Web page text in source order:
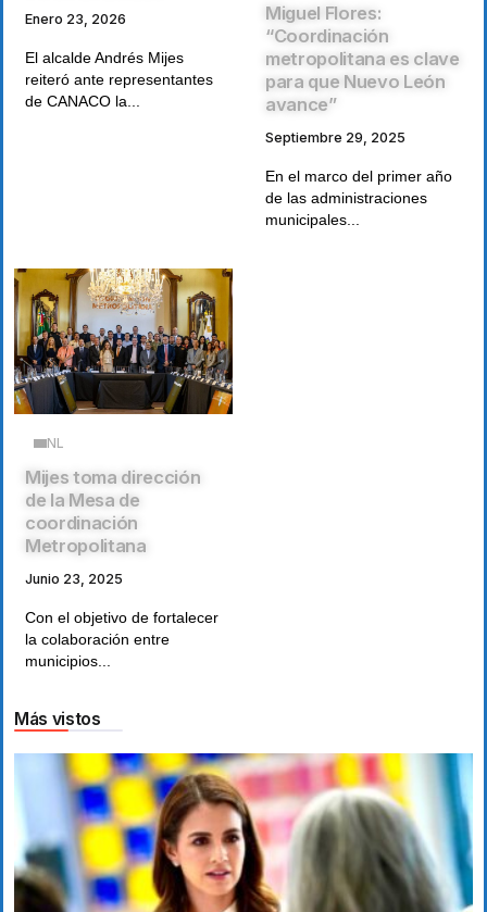
Enero 23, 2026
El alcalde Andrés Mijes
reiteró ante representantes
de CANACO la...
Miguel Flores:
“Coordinación
metropolitana es clave
para que Nuevo León
avance”
Septiembre 29, 2025
En el marco del primer año
de las administraciones
municipales...
NL
Mijes toma dirección
de la Mesa de
coordinación
Metropolitana
Junio 23, 2025
Con el objetivo de fortalecer
la colaboración entre
municipios...
Más vistos